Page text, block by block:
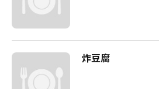
炸豆腐